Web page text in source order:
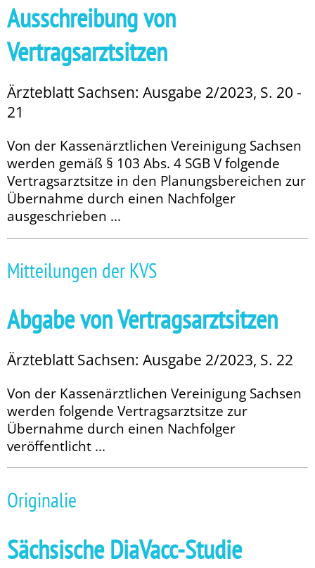
Ausschreibung von
Vertragsarztsitzen
Ärzteblatt Sachsen: Ausgabe 2/2023, S. 20 -
21
Von der Kassenärztlichen Vereinigung Sachsen
werden gemäß § 103 Abs. 4 SGB V folgende
Vertragsarztsitze in den Planungsbereichen zur
Übernahme durch einen Nachfolger
ausgeschrieben ...
Mitteilungen der KVS
Abgabe von Vertragsarztsitzen
Ärzteblatt Sachsen: Ausgabe 2/2023, S. 22
Von der Kassenärztlichen Vereinigung Sachsen
werden folgende Vertragsarztsitze zur
Übernahme durch einen Nachfolger
veröffentlicht ...
Originalie
Sächsische DiaVacc-Studie